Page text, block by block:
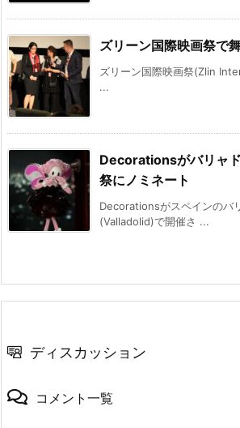
ズリーン国際映画祭で
ズリーン国際映画祭(Zlin
...
Decorationsがバリャ
祭にノミネート
Decorationsがスペインのバ
(Valladolid)で開催さ ...
ディスカッション
コメント一覧